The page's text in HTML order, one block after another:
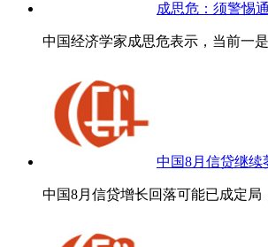
成思危：须警惕
中国经济学家成思危表示，当前一
中国8月信贷继续
中国8月信贷增长回落可能已成定